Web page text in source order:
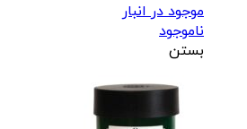
موجود در انبار
ناموجود
بستن